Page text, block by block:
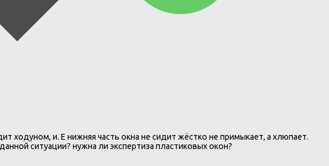
ходуном, и. Е нижняя часть окна не сидит жёстко не примыкает, а хлюпает.
ситуации? нужна ли экспертиза пластиковых окон?